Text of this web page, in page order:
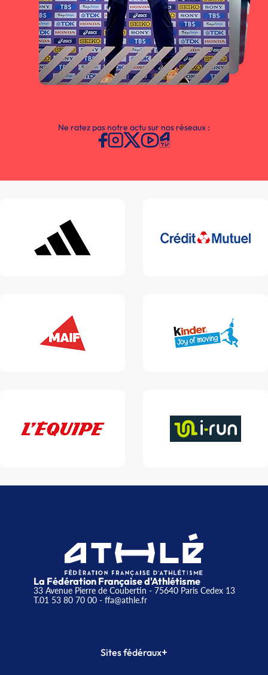
Ne ratez pas notre actu sur nos réseaux :
La Fédération Française d'Athlétisme
33 Avenue Pierre de Coubertin - 75640 Paris Cedex 13
T.01 53 80 70 00- ffa@athle.fr
Sites fédéraux+